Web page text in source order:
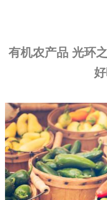
有机农产品 光环